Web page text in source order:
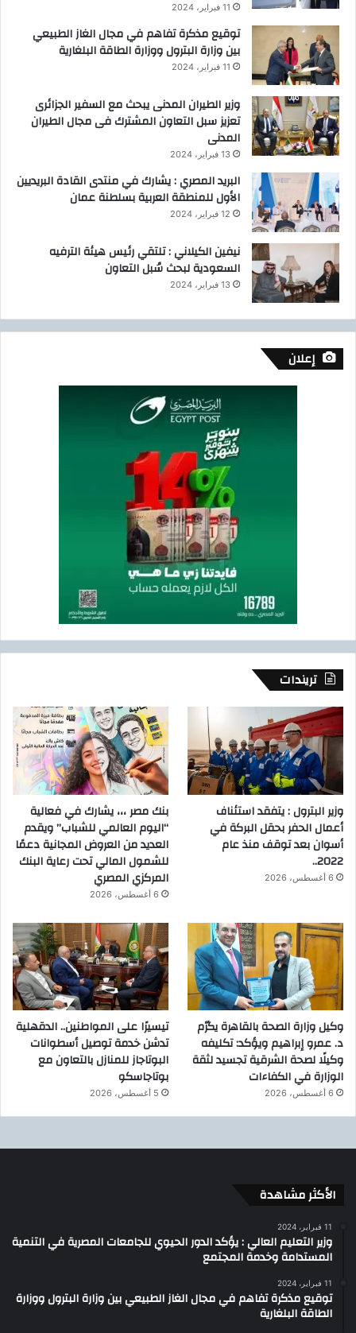
ل
ل
1
5
م
ر
ج
ه
11 فبراير، 2024
توقيع مذكرة تفاهم في مجال الغاز الطبيعي
بين وزارة البترول ووزارة الطاقة البلغارية
11 فبراير، 2024
وزير الطيران المدنى يبحث مع السفير الجزائرى
تعزيز سبل التعاون المشترك فى مجال الطيران
المدنى
13 فبراير، 2024
البريد المصري : يشارك في منتدى القادة البريديين
الأول للمنطقة العربية بسلطنة عمان
12 فبراير، 2024
نيفين الكيلاني : تلتقي رئيس هيئة الترفيه
السعودية لبحث سُبل التعاون
13 فبراير، 2024
إعلان
تريندات
وزير البترول : يتفقد استئناف
أعمال الحفر بحقل البركة في
أسوان بعد توقف منذ عام
2022..
6 أغسطس، 2026
بنك مصر ،،، يشارك في فعالية
“اليوم العالمي للشباب” ويقدم
العديد من العروض المجانية دعمًا
للشمول المالي تحت رعاية البنك
المركزي المصري
6 أغسطس، 2026
وكيل وزارة الصحة بالقاهرة يكرّم
د. عمرو إبراهيم ويؤكد: تكليفه
وكيلًا لصحة الشرقية تجسيد لثقة
الوزارة في الكفاءات
6 أغسطس، 2026
تيسيرًا على المواطنين.. الدقهلية
تدشن خدمة توصيل أسطوانات
البوتاجاز للمنازل بالتعاون مع
بوتاجاسكو
5 أغسطس، 2026
الأكثر مشاهدة
11 فبراير، 2024
وزير التعليم العالي : يؤكد الدور الحيوي للجامعات المصرية في التنمية
المستدامة وخدمة المجتمع
11 فبراير، 2024
توقيع مذكرة تفاهم في مجال الغاز الطبيعي بين وزارة البترول ووزارة
الطاقة البلغارية